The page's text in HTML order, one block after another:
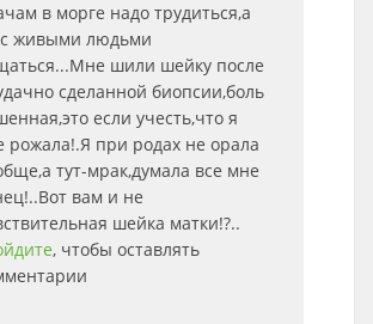
в морге надо трудиться,а
живыми людьми
шили шейку после
сделанной биопсии,боль
если учесть,что я
рожала!.Я при родах не орала
тут-мрак,думала все мне
вам и не
шейка матки!?..
, чтобы оставлять